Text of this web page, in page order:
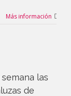
Más información
las
de